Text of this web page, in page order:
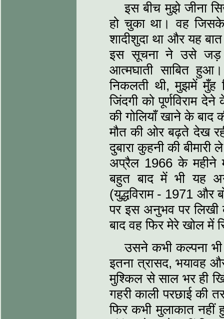
इस बीच मुझे जीना
हो चुका था। वह
शादीशुदा था और यह
इस सूचना ने उसे जड़
आत्मघाती साबित
निकलती थी, मुझमें मुँह
जिंदगी को पूर्णविराम
की गोलियाँ खाने के
मौत की ओर बढ़ते देख
दुबारा कुहनी की
अप्रैल 1966 के महीने
बहुत बाद में भी यह
(युद्धविराम - 1971 और
पर इस अनुभव पर लिखी
बाद वह फिर मेरे खोल में
उसने कभी कल्पना
इतना त्रासद, भयावह
मुश्किल से साल भर ही
गहरी काली परछाई
फिर कभी मुलाकात